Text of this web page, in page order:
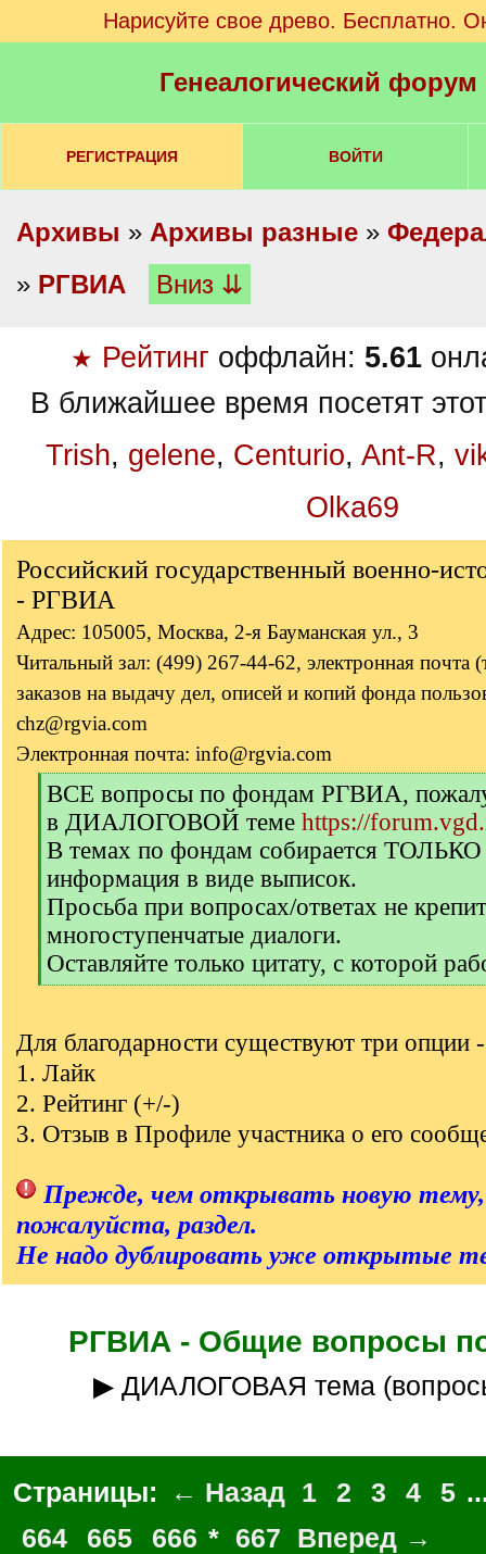
Нарисуйте свое древо. Бесплатно.
Генеалогический
РЕГИСТРАЦИЯ ВОЙТИ
Архивы » Архивы разные »
» РГВИА Вниз ⇊
★ Рейтинг оффлайн: 5.61
В ближайшее время посетят
Trish, gelene, Centurio, Ant-R,
Olka69
Российский государственный военно-
- РГВИА
Адрес: 105005, Москва, 2-я Бауманская ул., 3
Читальный зал: (499) 267-44-62, электронная почта
заказов на выдачу дел, описей и копий фонда
chz@rgvia.com
Электронная почта: info@rgvia.com
[
q
]
ВСЕ вопросы по фондам РГВИА,
в ДИАЛОГОВОЙ теме https://
В темах по фондам собирается ТОЛЬКО
информация в виде выписок.
Просьба при вопросах/ответах не
многоступенчатые диалоги.
Оставляйте только цитату, с которой
[
]
Для благодарности существуют три опции -
1. Лайк
2. Рейтинг (+/-)
3. Отзыв в Профиле участника о его
Прежде, чем открывать новую
пожалуйста, раздел.
Не надо дублировать уже открытые
РГВИА - Общие вопросы
▶ ДИАЛОГОВАЯ тема
Страницы: ← Назад 1 2 3 4 5
664
665 666 * 667 Вперед →